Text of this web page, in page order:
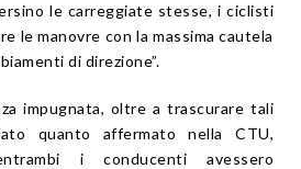
le carreggiate stesse, i ciclisti
le manovre con la massima cautela
di direzione”.
impugnata, oltre a trascurare tali
quanto affermato nella CTU,
i conducenti avessero